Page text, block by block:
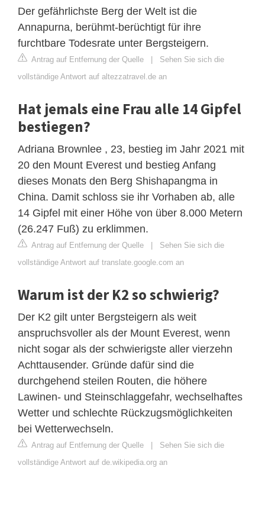
Der gefährlichste Berg der Welt ist die
Annapurna, berühmt-berüchtigt für ihre
furchtbare Todesrate unter Bergsteigern.
Antrag auf Entfernung der Quelle | Sehen Sie sich die
vollständige Antwort auf altezzatravel.de an
Hat jemals eine Frau alle 14 Gipfel
bestiegen?
Adriana Brownlee , 23, bestieg im Jahr 2021 mit
20 den Mount Everest und bestieg Anfang
dieses Monats den Berg Shishapangma in
China. Damit schloss sie ihr Vorhaben ab, alle
14 Gipfel mit einer Höhe von über 8.000 Metern
(26.247 Fuß) zu erklimmen.
Antrag auf Entfernung der Quelle | Sehen Sie sich die
vollständige Antwort auf translate.google.com an
Warum ist der K2 so schwierig?
Der K2 gilt unter Bergsteigern als weit
anspruchsvoller als der Mount Everest, wenn
nicht sogar als der schwierigste aller vierzehn
Achttausender. Gründe dafür sind die
durchgehend steilen Routen, die höhere
Lawinen- und Steinschlaggefahr, wechselhaftes
Wetter und schlechte Rückzugsmöglichkeiten
bei Wetterwechseln.
Antrag auf Entfernung der Quelle | Sehen Sie sich die
vollständige Antwort auf de.wikipedia.org an